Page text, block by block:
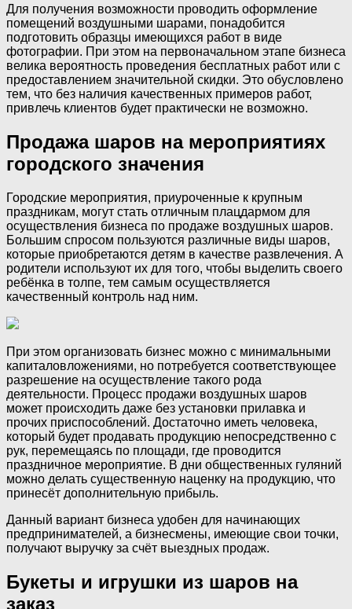
Для получения возможности проводить оформление
помещений воздушными шарами, понадобится
подготовить образцы имеющихся работ в виде
фотографии. При этом на первоначальном этапе бизнеса
велика вероятность проведения бесплатных работ или с
предоставлением значительной скидки. Это обусловлено
тем, что без наличия качественных примеров работ,
привлечь клиентов будет практически не возможно.
Продажа шаров на мероприятиях
городского значения
Городские мероприятия, приуроченные к крупным
праздникам, могут стать отличным плацдармом для
осуществления бизнеса по продаже воздушных шаров.
Большим спросом пользуются различные виды шаров,
которые приобретаются детям в качестве развлечения. А
родители используют их для того, чтобы выделить своего
ребёнка в толпе, тем самым осуществляется
качественный контроль над ним.
При этом организовать бизнес можно с минимальными
капиталовложениями, но потребуется соответствующее
разрешение на осуществление такого рода
деятельности. Процесс продажи воздушных шаров
может происходить даже без установки прилавка и
прочих приспособлений. Достаточно иметь человека,
который будет продавать продукцию непосредственно с
рук, перемещаясь по площади, где проводится
праздничное мероприятие. В дни общественных гуляний
можно делать существенную наценку на продукцию, что
принесёт дополнительную прибыль.
Данный вариант бизнеса удобен для начинающих
предпринимателей, а бизнесмены, имеющие свои точки,
получают выручку за счёт выездных продаж.
Букеты и игрушки из шаров на
заказ